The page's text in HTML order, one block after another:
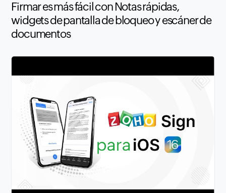
Firmar es más fácil con Notas rápidas,
widgets de pantalla de bloqueo y escáner de
documentos